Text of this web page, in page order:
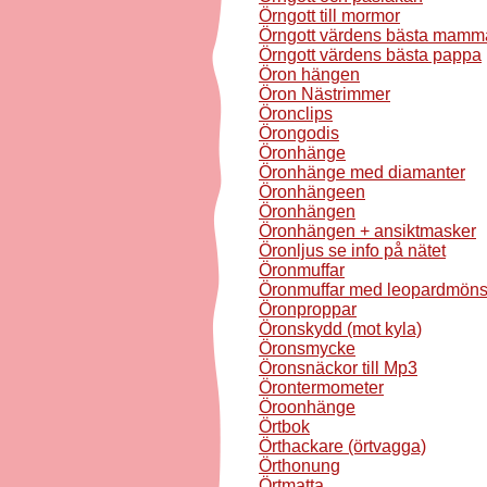
Örngott till mormor
Örngott värdens bästa
Örngott värdens bästa pappa
Öron hängen
Öron Nästrimmer
Öronclips
Örongodis
Öronhänge
Öronhänge med diamanter
Öronhängeen
Öronhängen
Öronhängen + ansiktmasker
Öronljus se info på nätet
Öronmuffar
Öronmuffar med
Öronproppar
Öronskydd (mot kyla)
Öronsmycke
Öronsnäckor till Mp3
Örontermometer
Öroonhänge
Örtbok
Örthackare (örtvagga)
Örthonung